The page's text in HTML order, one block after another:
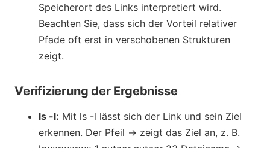
Speicherort des Links interpretiert wird.
Beachten Sie, dass sich der Vorteil relativer
Pfade oft erst in verschobenen Strukturen
zeigt.
Verifizierung der Ergebnisse
ls -l: Mit ls -l lässt sich der Link und sein Ziel
erkennen. Der Pfeil → zeigt das Ziel an, z. B.